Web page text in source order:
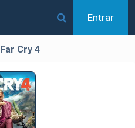
Entrar
Far Cry 4